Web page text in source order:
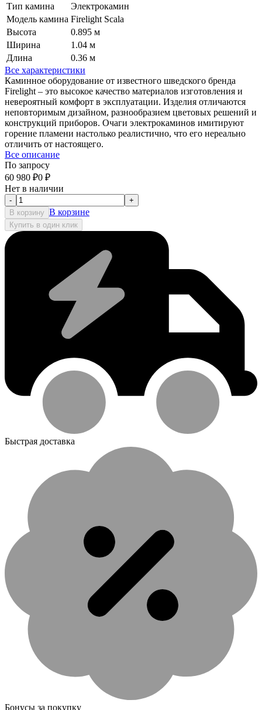
Тип камина
Электрокамин
Модель камина Firelight Scala
Высота
0.895 м
Ширина
1.04 м
Длина
0.36 м
Все характеристики
Каминное оборудование от известного шведского бренда
Firelight – это высокое качество материалов изготовления и
невероятный комфорт в эксплуатации. Изделия отличаются
неповторимым дизайном, разнообразием цветовых решений и
конструкций приборов. Очаги электрокаминов имитируют
горение пламени настолько реалистично, что его нереально
отличить от настоящего.
Все описание
По запросу
60 980 ₽0 ₽
Нет в наличии
-
+
В корзину В корзине
Купить в один клик
Быстрая доставка
Бонусы за покупку